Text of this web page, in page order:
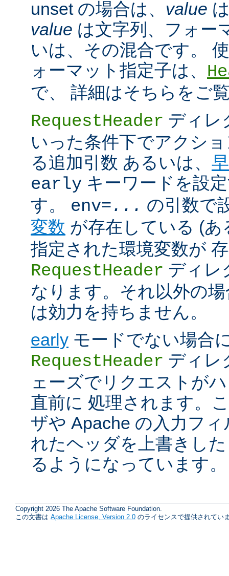
unset の場合は、 value
value は文字列、フォー
いは、その混合です。
ォーマット指定子は、
で、 詳細はそちらをご
RequestHeader ディレ
いった条件下でアクシ
る追加引数 あるいは、
early キーワードを設
す。 env=... の引数で
変数 が存在している (
指定された環境変数が
RequestHeader ディレ
なります。それ以外の
は効力を持ちません。
early モードでない場合
RequestHeader ディレ
ェーズでリクエストが
直前に 処理されます。
ザや Apache の入力フ
れたヘッダを上書きし
るようになっています。
Copyright 2026 The Apache Software Foundation.
この文書は Apache License, Version 2.0 のライセンスで提供されてい